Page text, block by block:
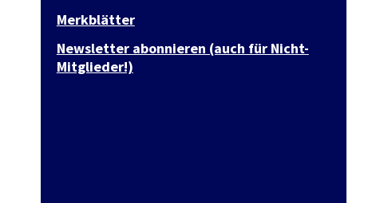
Merkblätter
Newsletter abonnieren (auch für Nicht-
Mitglieder!)